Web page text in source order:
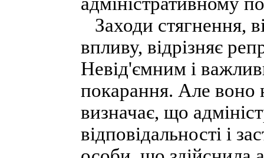
Заходи стягнення,
впливу, відрізняє
Невід'ємним і
покарання. Але воно
визначає, що
відповідальності і